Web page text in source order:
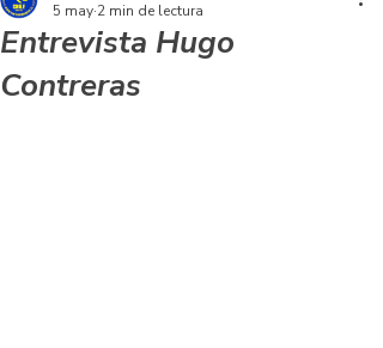
Entrevista Hugo
Contreras
5 may 2 min de lectura